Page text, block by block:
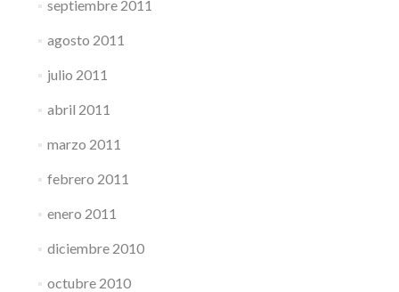
septiembre 2011
agosto 2011
julio 2011
abril 2011
marzo 2011
febrero 2011
enero 2011
diciembre 2010
octubre 2010